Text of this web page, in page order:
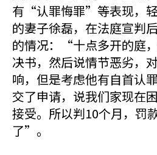
有“认罪悔罪”等表现，
的妻子徐磊，在法庭宣判
的情况：“十点多开的庭
决书，然后说情节恶劣，
响，但是考虑他有自首认
交了申请，说我们家现在
接受。所以判10个月，罚
了”。